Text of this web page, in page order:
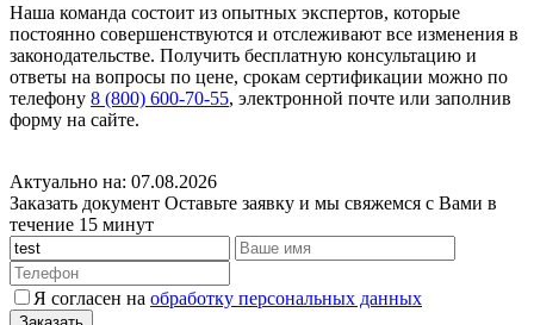
Наша команда состоит из опытных экспертов, которые
постоянно совершенствуются и отслеживают все изменения в
законодательстве. Получить бесплатную консультацию и
ответы на вопросы по цене, срокам сертификации можно по
телефону 8 (800) 600-70-55, электронной почте или заполнив
форму на сайте.
Актуально на: 07.08.2026
Заказать документ Оставьте заявку и мы свяжемся с Вами в
течение 15 минут
Я согласен на обработку персональных данных